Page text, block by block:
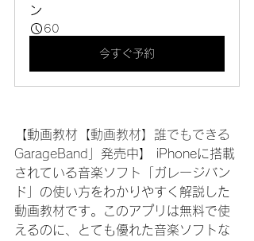
ン
60
今すぐ予約
【動画教材 【動画教材】誰でもできる
GarageBand
」発売中】 iPhoneに搭載
されている音楽ソフト「ガレージバン
ド」の使い方をわかりやすく解説した
動画教材です。このアプリは無料で使
えるのに、とても優れた音楽ソフトな